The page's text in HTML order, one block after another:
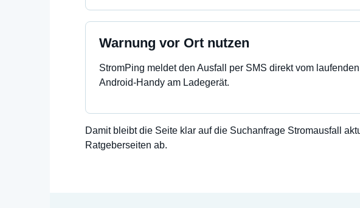
Warnung vor Ort nutzen
StromPing meldet den Ausfall per SMS direkt vom laufenden
Android-Handy am Ladegerät.
Damit bleibt die Seite klar auf die Suchanfrage Stromausfall
Ratgeberseiten ab.